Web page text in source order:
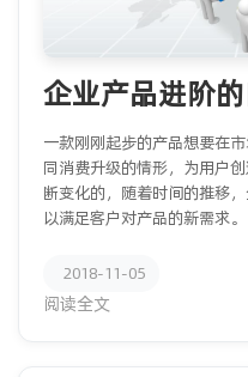
企业产品进阶
一款刚刚起步的产品想要在
同消费升级的情形，为用户
断变化的，随着时间的推移
以满足客户对产品的新需求。
2018-11-05
阅读全文